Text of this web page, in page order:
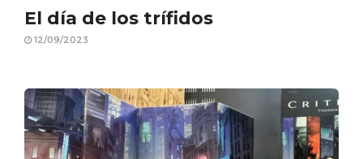
El día de los trífidos
12/09/2023